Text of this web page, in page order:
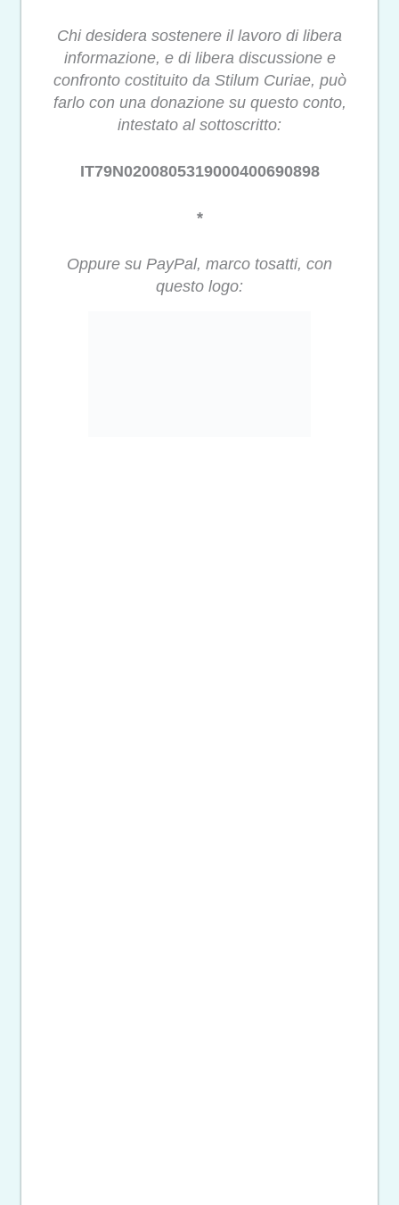
Chi desidera sostenere il lavoro di libera
informazione, e di libera discussione e
confronto costituito da Stilum Curiae, può
farlo con una donazione su questo conto,
intestato al sottoscritto:
IT79N0200805319000400690898
*
Oppure su PayPal, marco tosatti, con
questo logo: